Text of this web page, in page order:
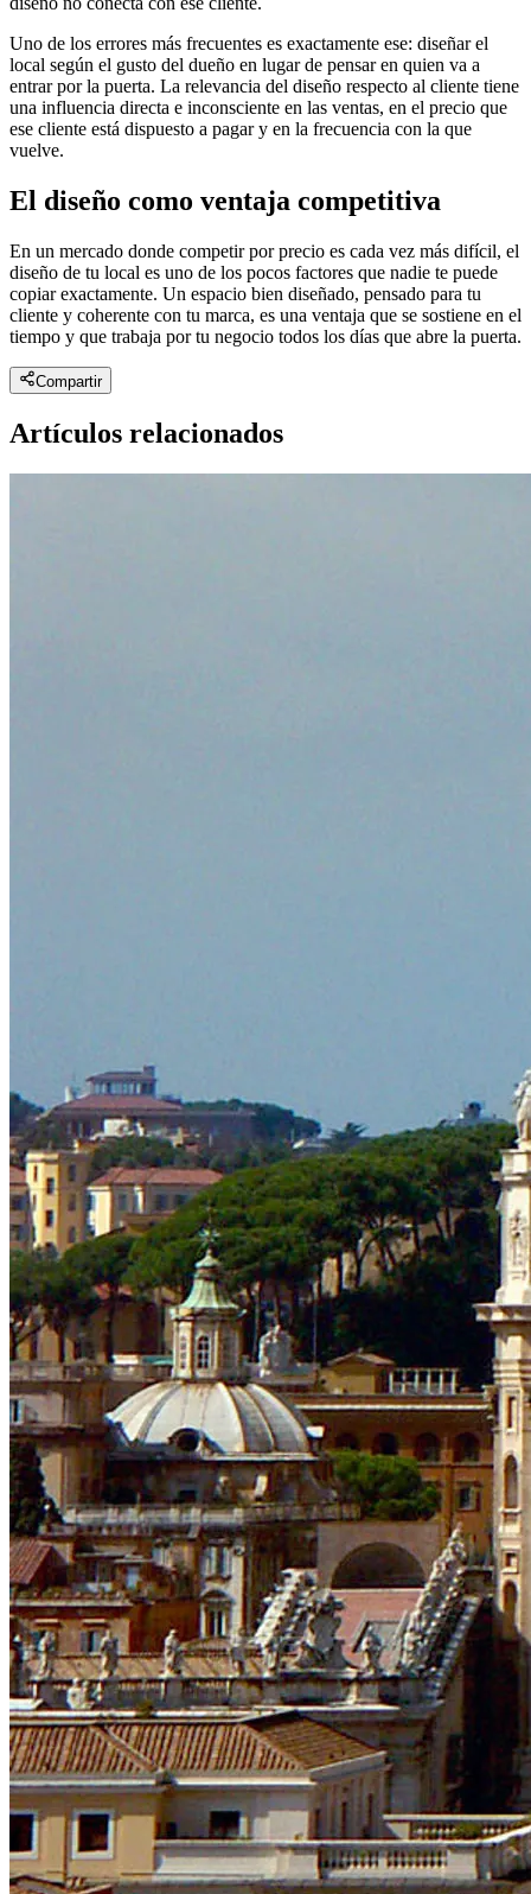
Uno de los errores más frecuentes es exactamente ese: diseñar el
local según el gusto del dueño en lugar de pensar en quien va a
entrar por la puerta. La relevancia del diseño respecto al cliente tiene
una influencia directa e inconsciente en las ventas, en el precio que
ese cliente está dispuesto a pagar y en la frecuencia con la que
vuelve.
El diseño como ventaja competitiva
En un mercado donde competir por precio es cada vez más difícil, el
diseño de tu local es uno de los pocos factores que nadie te puede
copiar exactamente. Un espacio bien diseñado, pensado para tu
cliente y coherente con tu marca, es una ventaja que se sostiene en el
tiempo y que trabaja por tu negocio todos los días que abre la puerta.
Compartir
Artículos relacionados